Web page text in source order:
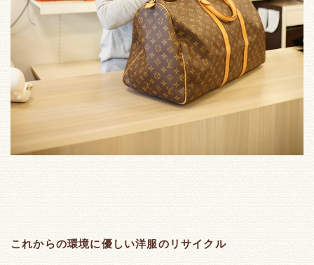
これからの環境に優しい洋服のリサイクル